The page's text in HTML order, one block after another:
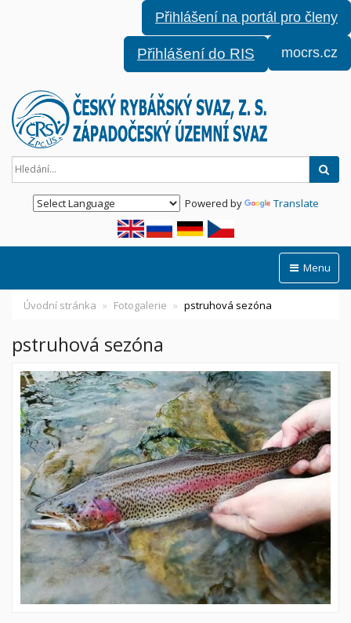
Přihlášení na portál pro členy
Přihlášení do RIS mocrs.cz
Powered by Translate
Menu
Úvodní stránka Fotogalerie pstruhová sezóna
pstruhová sezóna